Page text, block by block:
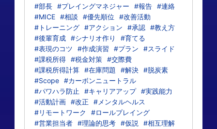
#部長 #プレイングマネジャー #報告 #連絡
#MICE #相談 #優先順位
#改善活動
#トレーニング #アクション #承認 #教え方
#後輩育成 #シナリオ作り
#育てる
#表現のコツ
#作成演習 #プラン
#スライド
#課税所得 #税金対策 #交際費
#課税所得計算 #在庫問題 #解決 #脱炭素
#Scope #カーボンニュートラル
#パワハラ防止
#キャリアアップ #実践能力
#活動計画 #改正
#メンタルヘルス
#リモートワーク
#ロールプレイング
#営業担当者 #理論的思考 #仮説
#相互理解